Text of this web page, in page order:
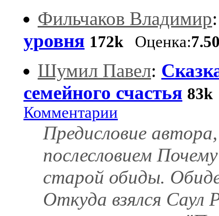
Фильчаков Владимир
уровня 172kОценка:
Шумил Павел:
семейного счастья 83k
Комментарии
Предисловие
послесловием
старой обиды.
Откуда взялся Саул